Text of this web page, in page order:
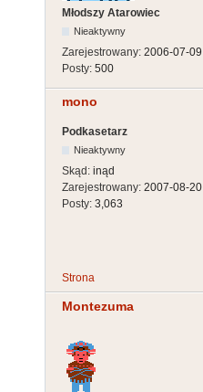
Młodszy Atarowiec
Nieaktywny
Zarejestrowany: 2006-07-09
Posty: 500
mono
Podkasetarz
Nieaktywny
Skąd: inąd
Zarejestrowany: 2007-08-20
Posty: 3,063
Strona
Montezuma